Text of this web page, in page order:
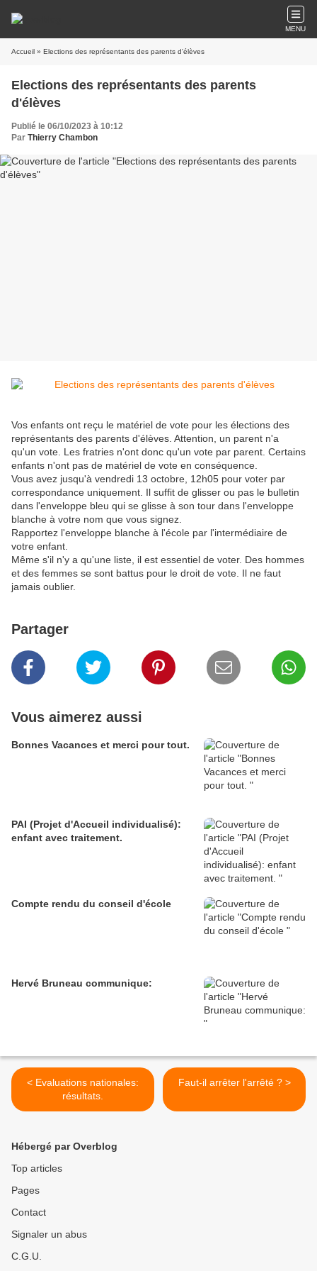
MENU
Accueil » Elections des représentants des parents d'élèves
Elections des représentants des parents
d'élèves
Publié le 06/10/2023 à 10:12
Par Thierry Chambon
Vos enfants ont reçu le matériel de vote pour les élections des
représentants des parents d'élèves. Attention, un parent n'a
qu'un vote. Les fratries n'ont donc qu'un vote par parent. Certains
enfants n'ont pas de matériel de vote en conséquence.
Vous avez jusqu'à vendredi 13 octobre, 12h05 pour voter par
correspondance uniquement. Il suffit de glisser ou pas le bulletin
dans l'enveloppe bleu qui se glisse à son tour dans l'enveloppe
blanche à votre nom que vous signez.
Rapportez l'enveloppe blanche à l'école par l'intermédiaire de
votre enfant.
Même s'il n'y a qu'une liste, il est essentiel de voter. Des hommes
et des femmes se sont battus pour le droit de vote. Il ne faut
jamais oublier.
Partager
Vous aimerez aussi
Bonnes Vacances et merci pour tout.
PAI (Projet d'Accueil individualisé):
enfant avec traitement.
Compte rendu du conseil d'école
Hervé Bruneau communique:
< Evaluations nationales:
résultats.
Faut-il arrêter l'arrêté ? >
Hébergé par Overblog
Top articles
Pages
Contact
Signaler un abus
C.G.U.